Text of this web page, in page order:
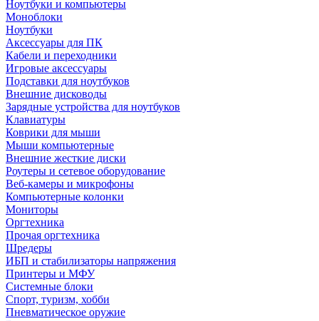
Ноутбуки и компьютеры
Моноблоки
Ноутбуки
Аксессуары для ПК
Кабели и переходники
Игровые аксессуары
Подставки для ноутбуков
Внешние дисководы
Зарядные устройства для ноутбуков
Клавиатуры
Коврики для мыши
Мыши компьютерные
Внешние жесткие диски
Роутеры и сетевое оборудование
Веб-камеры и микрофоны
Компьютерные колонки
Мониторы
Оргтехника
Прочая оргтехника
Шредеры
ИБП и стабилизаторы напряжения
Принтеры и МФУ
Системные блоки
Спорт, туризм, хобби
Пневматическое оружие